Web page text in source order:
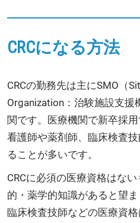
CRCになる方法
CRCの勤務先は主にSMO（
Organization：治験施設支援
関です。医療機関で新卒採用
看護師や薬剤師、臨床検査
ることが多いです。
CRCに必須の医療資格はな
的・薬学的知識があると望ま
臨床検査技師などの医療資